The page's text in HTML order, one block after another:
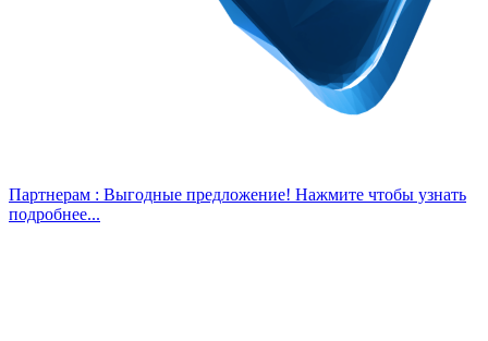
Партнерам : Выгодные предложение! Нажмите чтобы узнать
подробнее...